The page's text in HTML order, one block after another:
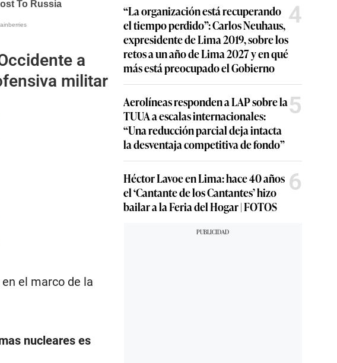
a
militar
el marco de la
nucleares es
“La organización está recuperando
el tiempo perdido”: Carlos Neuhaus,
expresidente de Lima 2019, sobre los
retos a un año de Lima 2027 y en qué
más está preocupado el Gobierno
4
Aerolíneas responden a LAP sobre la
TUUA a escalas internacionales:
“Una reducción parcial deja intacta
la desventaja competitiva de fondo”
5
Héctor Lavoe en Lima: hace 40 años
el ‘Cantante de los Cantantes’ hizo
bailar a la Feria del Hogar | FOTOS
6